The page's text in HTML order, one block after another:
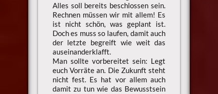
Alles soll bereits beschlossen sein.
Rechnen müssen wir mit allem! Es
ist nicht schön, was geplant ist.
Doch es muss so laufen, damit auch
der letzte begreift wie weit das
auseinanderklafft.
Man sollte vorbereitet sein: Legt
euch Vorräte an. Die Zukunft steht
nicht fest. Es hat vor allem auch
damit zu tun wie das Bewusstsein